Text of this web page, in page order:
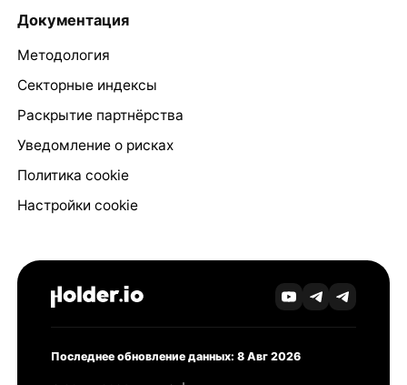
Документация
Методология
Секторные индексы
Раскрытие партнёрства
Уведомление о рисках
Политика cookie
Настройки cookie
Последнее обновление данных: 8 Авг 2026